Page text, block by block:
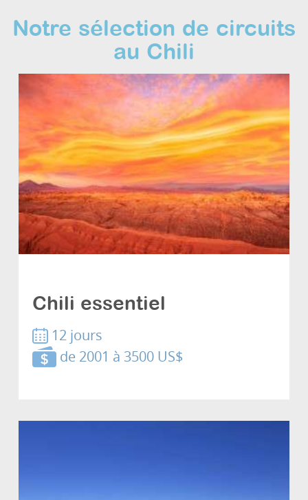
Notre sélection de circuits
au Chili
Chili essentiel
12 jours
de 2001 à 3500 US$